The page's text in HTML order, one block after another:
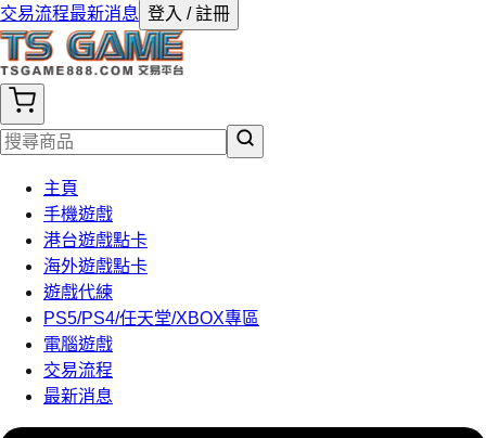
交易流程最新消息 登入 / 註冊
主頁
手機遊戲
港台遊戲點卡
海外遊戲點卡
遊戲代練
PS5/PS4/任天堂/XBOX專區
電腦遊戲
交易流程
最新消息